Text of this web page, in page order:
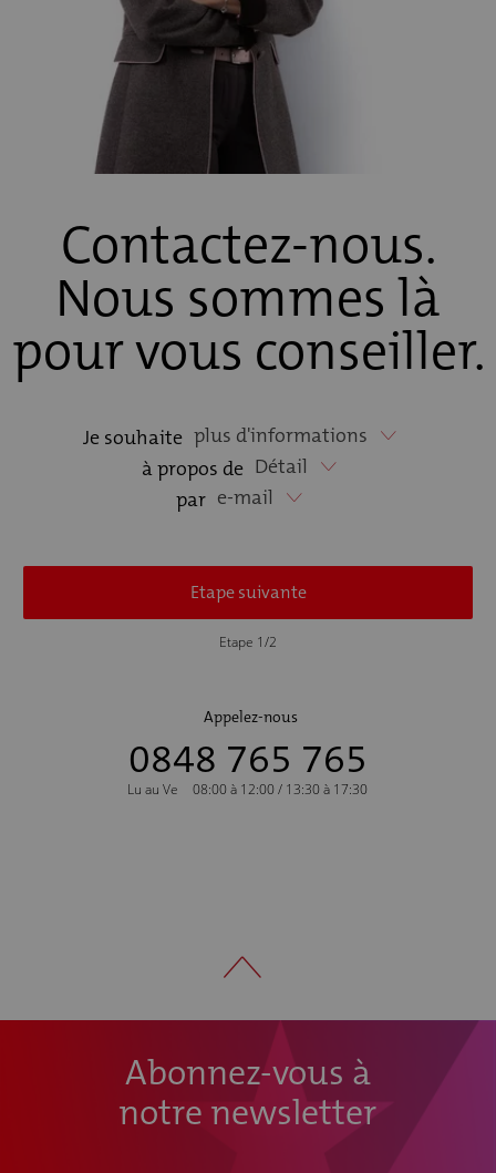
Contactez-nous.
Nous sommes là
pour vous conseiller.
Je souhaite plus d'informations
à propos de Détail
par e-mail
Etape suivante
Etape 1/2
Appelez-nous
0848 765 765
Lu au Ve 08:00 à 12:00 / 13:30 à 17:30
Abonnez-vous à
notre newsletter